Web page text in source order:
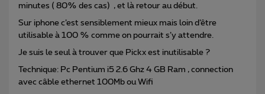
minutes ( 80% des cas) , et là retour au début.
Sur iphone c’est sensiblement mieux mais loin d’être
utilisable à 100 % comme on pourrait s’y attendre.
Je suis le seul à trouver que Pickx est inutilisable ?
Technique: Pc Pentium i5 2.6 Ghz 4 GB Ram , connection
avec câble ethernet 100Mb ou Wifi